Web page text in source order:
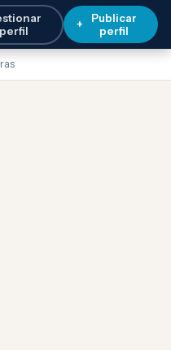
perfil
+
Publicar
perfil